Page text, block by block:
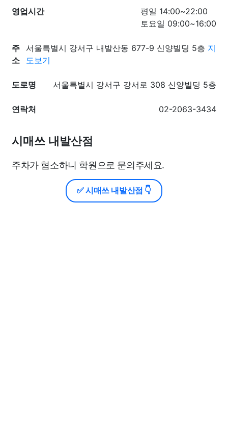
영업시간
평일 14:00~22:00
토요일 09:00~16:00
주
소
서울특별시 강서구 내발산동 677-9 신양빌딩 5층 지
도보기
도로명 서울특별시 강서구 강서로 308 신양빌딩 5층
연락처 02-2063-3434
시매쓰 내발산점
주차가 협소하니 학원으로 문의주세요.
✅ 시매쓰 내발산점 👇